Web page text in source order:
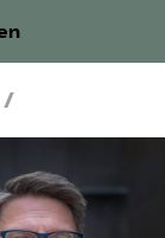
järnvägen
/